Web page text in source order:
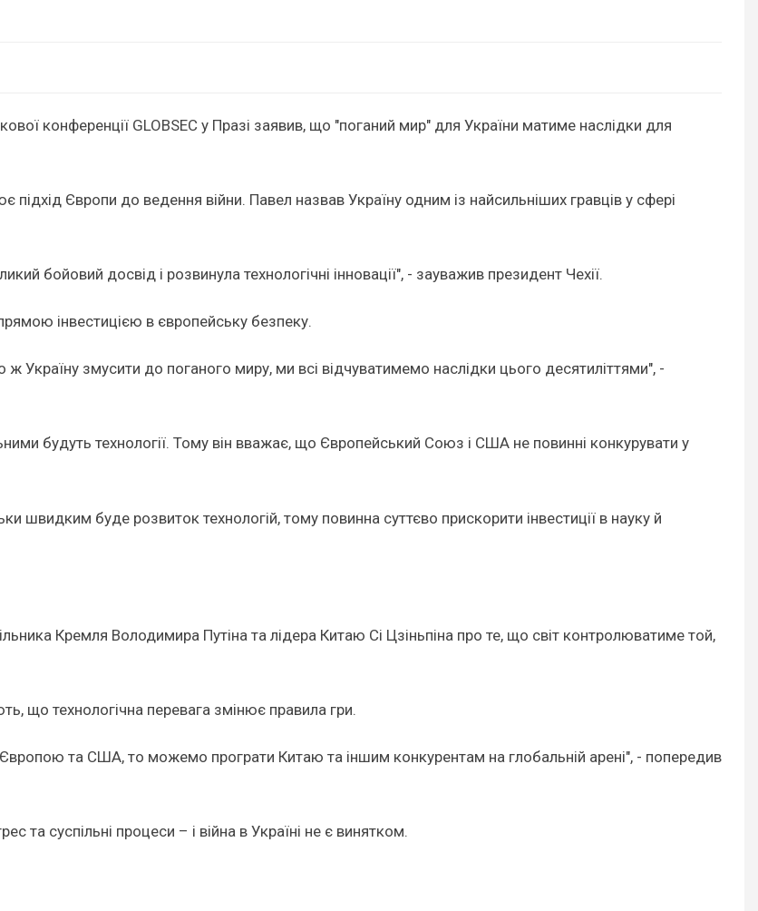
конференції GLOBSEC у Празі заявив, що "поганий мир" для України матиме наслідки для
Європи до ведення війни. Павел назвав Україну одним із найсильніших гравців у сфері
бойовий досвід і розвинула технологічні інновації", - зауважив президент Чехії.
інвестицією в європейську безпеку.
змусити до поганого миру, ми всі відчуватимемо наслідки цього десятиліттями", -
будуть технології. Тому він вважає, що Європейський Союз і США не повинні конкурувати у
швидким буде розвиток технологій, тому повинна суттєво прискорити інвестиції в науку й
Кремля Володимира Путіна та лідера Китаю Сі Цзіньпіна про те, що світ контролюватиме той,
що технологічна перевага змінює правила гри.
та США, то можемо програти Китаю та іншим конкурентам на глобальній арені", - попередив
та суспільні процеси – і війна в Україні не є винятком.